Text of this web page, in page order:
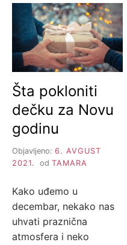
Šta pokloniti
dečku za Novu
godinu
Objavljeno: 6. AVGUST
2021.
od TAMARA
Kako uđemo u
decembar, nekako nas
uhvati praznična
atmosfera i neko